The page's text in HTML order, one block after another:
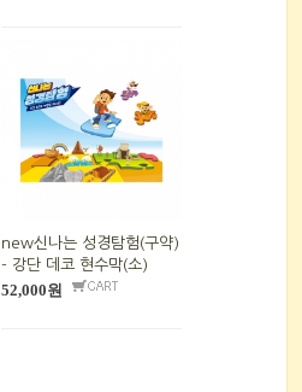
new신나는 성경탐험(구약)
- 강단 데코 현수막(소)
52,000원